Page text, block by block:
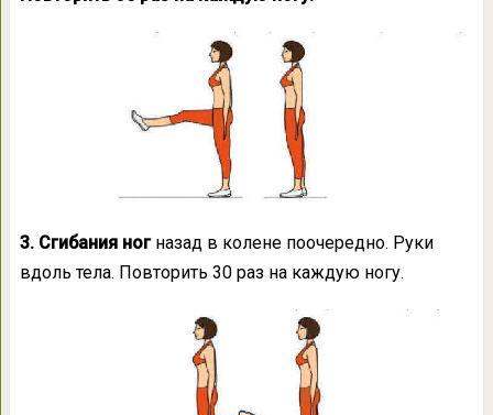
3. Сгибания ногназад в колене поочередно. Руки
вдоль тела. Повторить 30 раз на каждую ногу.